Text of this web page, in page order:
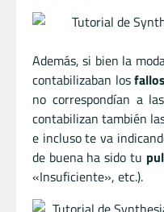
Además, si bien la
contabilizaban losfallos
no correspondían a
contabilizan también
e incluso te va
de buena ha sido tu
«Insuficiente», etc.).